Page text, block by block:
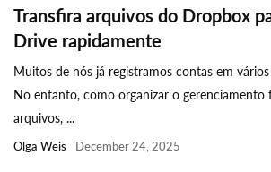
Transfira arquivos do Dropbox
Drive rapidamente
Muitos de nós já registramos contas em
No entanto, como organizar o gerenciamento
arquivos, ...
Olga Weis December 24, 2025